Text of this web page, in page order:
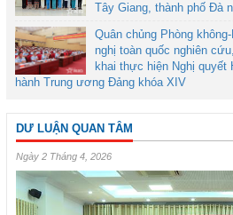
Tây Giang, thành phố Đà
Quân chủng Phòng
nghị toàn quốc nghiên
khai thực hiện Nghị quyết
hành Trung ương Đảng khóa XIV
DƯ LUẬN QUAN TÂM
Ngày 2 Tháng 4, 2026